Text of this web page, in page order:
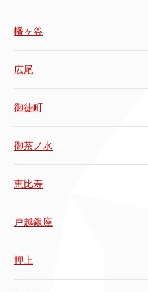
幡ヶ谷
広尾
御徒町
御茶ノ水
恵比寿
戸越銀座
押上